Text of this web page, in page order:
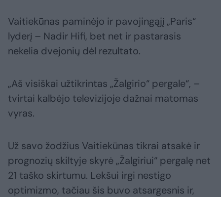
Vaitiekūnas paminėjo ir pavojingąjį „Paris“
lyderį – Nadir Hifi, bet net ir pastarasis
nekelia dvejonių dėl rezultato.
„Aš visiškai užtikrintas „Žalgirio“ pergale“, –
tvirtai kalbėjo televizijoje dažnai matomas
vyras.
Už savo žodžius Vaitiekūnas tikrai atsakė ir
prognozių skiltyje skyrė „Žalgiriui“ pergalę net
21 taško skirtumu. Lekšui irgi nestigo
optimizmo, tačiau šis buvo atsargesnis ir,